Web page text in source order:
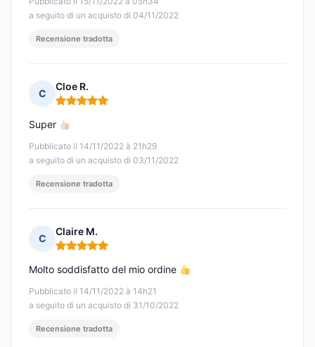
a seguito di un acquisto di 04/11/2022
Recensione tradotta
C
Cloe R.
Nota: 5 su 5
Pubblicato il 14/11/2022 à 21h29
a seguito di un acquisto di 03/11/2022
Super
Recensione tradotta
C
Claire M.
Nota: 5 su 5
Pubblicato il 14/11/2022 à 14h21
a seguito di un acquisto di 31/10/2022
Molto soddisfatto del mio ordine
Recensione tradotta